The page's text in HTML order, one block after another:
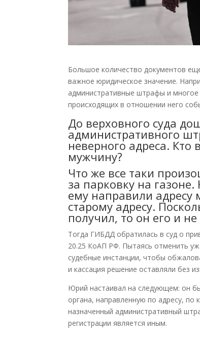
Большое количество документов
важное юридическое значение.
административные штрафы и многое
происходящих в отношении него
До верховного суда
административного
неверного адреса.
мужчину?
Что же все таки
за парковку на
ему направили адресу
старому адресу.
получил, то он его и
Тогда ГИБДД обратилась в суд о
20.25 КоАП РФ. Пытаясь отменить
судебные инстанции, чтобы
и кассация решение оставляли без
Юрий настаивал на следующем: он
органа, направленную по адресу,
назначенный административный
регистрации является иным.